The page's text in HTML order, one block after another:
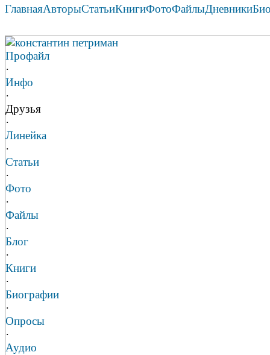
ГлавнаяАвторыСтатьиКнигиФотоФайлыДневники
константин петриман
Профайл
·
Инфо
·
Друзья
·
Линейка
·
Статьи
·
Фото
·
Файлы
·
Блог
·
Книги
·
Биографии
·
Опросы
·
Аудио